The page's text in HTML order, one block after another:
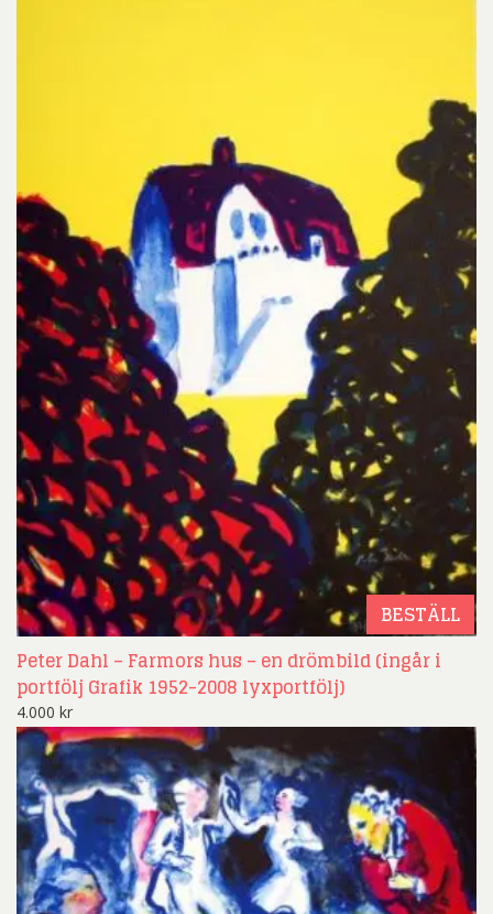
BESTÄLL
Peter Dahl – Farmors hus – en drömbild (ingår i
portfölj Grafik 1952-2008 lyxportfölj)
4.000 kr